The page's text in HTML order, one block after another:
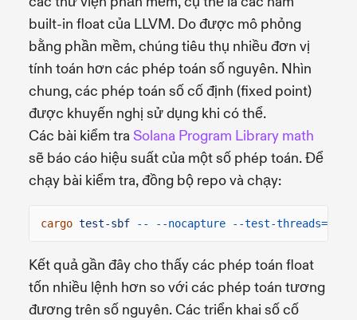
built-in float của LLVM. Do được mô phỏng
bằng phần mềm, chúng tiêu thụ nhiều đơn vị
tính toán hơn các phép toán số nguyên. Nhìn
chung, các phép toán số cố định (fixed point)
được khuyến nghị sử dụng khi có thể.
Các bài kiểm tra Solana Program Library math
sẽ báo cáo hiệu suất của một số phép toán. Để
chạy bài kiểm tra, đồng bộ repo và chạy:
cargo test-sbf -- --nocapture --test-threads=1
Kết quả gần đây cho thấy các phép toán float
tốn nhiều lệnh hơn so với các phép toán tương
đương trên số nguyên. Các triển khai số cố